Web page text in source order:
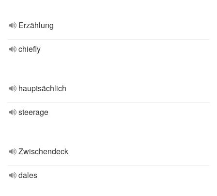
Erzählung
chiefly
hauptsächlich
steerage
Zwischendeck
dales